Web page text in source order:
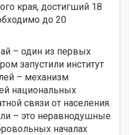
края, достигший 18
до 20
– один из первых
запустили институт
– механизм
национальных
связи от населения.
– это неравнодушные
началах